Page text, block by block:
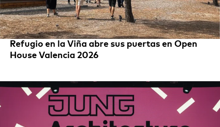
Refugio en la Viña abre sus puertas en Open
House Valencia 2026